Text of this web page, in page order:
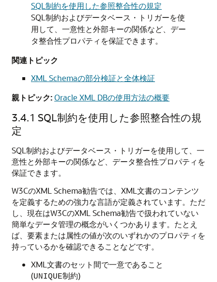
SQL制約を使用した参照整合性の規定
SQL制約およびデータベース・トリガーを使
用して、一意性と外部キーの関係など、デー
タ整合性プロパティを保証できます。
関連トピック
XML Schemaの部分検証と全体検証
親トピック:Oracle XML DBの使用方法の概要
3.4.1 SQL制約を使用した参照整合性の規
定
SQL制約およびデータベース・トリガーを使用して、一
意性と外部キーの関係など、データ整合性プロパティを
保証できます。
W3CのXML Schema勧告では、XML文書のコンテンツ
を定義するための強力な言語が定義されています。ただ
し、現在はW3CのXML Schema勧告で扱われていない
簡単なデータ管理の概念がいくつかあります。たとえ
ば、要素または属性の値が次のいずれかのプロパティを
持っているかを確認できることなどです。
XML文書のセット間で一意であること
(UNIQUE制約)